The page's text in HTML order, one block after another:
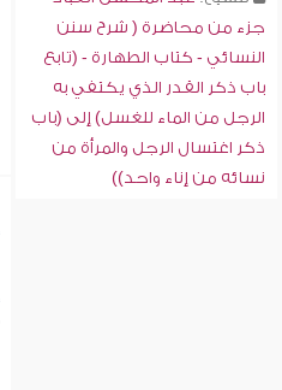
جزء من محاضرة ( شرح سنن
النسائي - كتاب الطهارة - (تابع
باب ذكر القدر الذي يكتفي به
الرجل من الماء للغسل) إلى (باب
ذكر اغتسال الرجل والمرأة من
نسائه من إناء واحد))